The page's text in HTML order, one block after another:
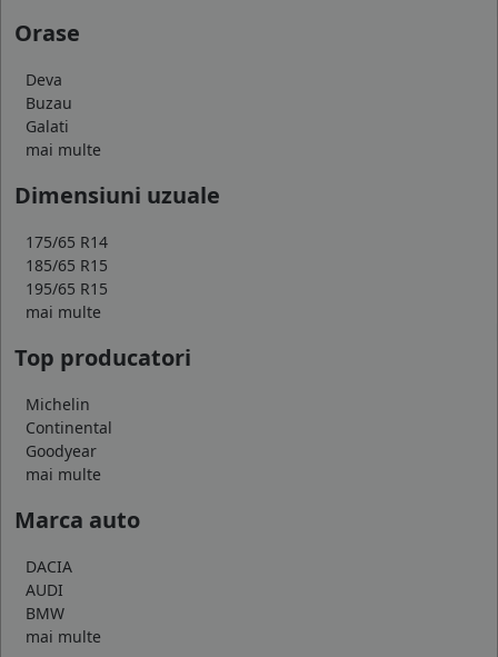
Orase
Deva
Buzau
Galati
mai multe
Dimensiuni uzuale
175/65 R14
185/65 R15
195/65 R15
mai multe
Top producatori
Michelin
Continental
Goodyear
mai multe
Marca auto
DACIA
AUDI
BMW
mai multe